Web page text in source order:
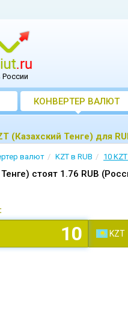
КОНВЕРТЕР ВАЛЮТ
(Казахский Тенге) для
валют KZT в RUB 10
стоят 1.76 RUB
KZT